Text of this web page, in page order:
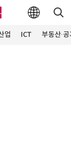
업 ICT 부동산·